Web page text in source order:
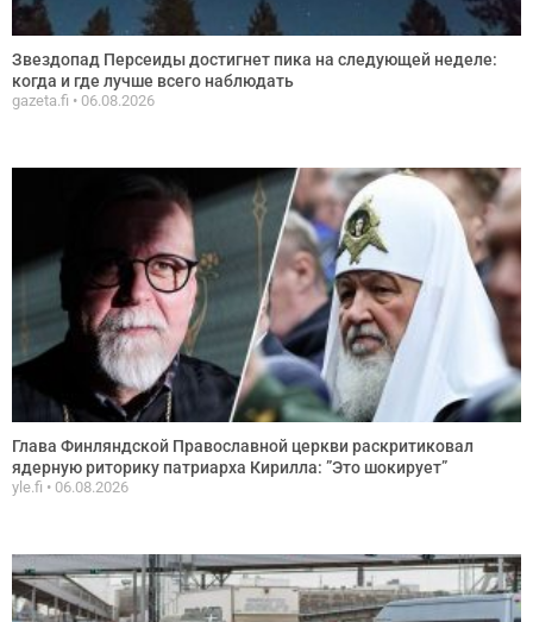
Звездопад Персеиды достигнет пика на следующей неделе:
когда и где лучше всего наблюдать
gazeta.fi 06.08.2026
Глава Финляндской Православной церкви раскритиковал
ядерную риторику патриарха Кирилла: ”Это шокирует”
yle.fi 06.08.2026